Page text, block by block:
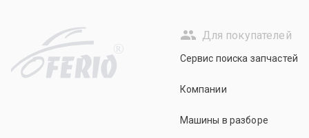
R
Для покупателей
Сервис поиска запчастей
Компании
Машины в разборе